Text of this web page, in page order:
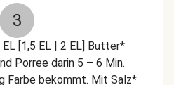
3
[1,5 EL | 2 EL] Butter*
Porree darin 5 – 6 Min.
Farbe bekommt. Mit Salz*